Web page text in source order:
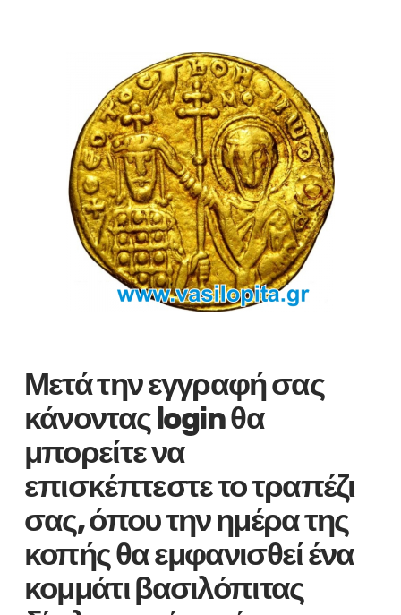
Μετά την εγγραφή σας
κάνοντας login θα
μπορείτε να
επισκέπτεστε το τραπέζι
σας, όπου την ημέρα της
κοπής θα εμφανισθεί ένα
κομμάτι βασιλόπιτας